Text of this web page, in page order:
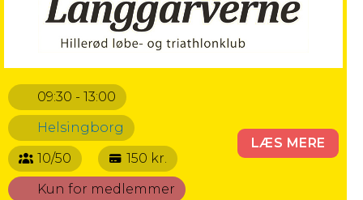
09:30 - 13:00
Helsingborg
10/50
150 kr.
Kun for medlemmer
LÆS MERE